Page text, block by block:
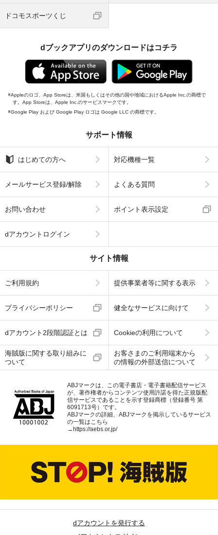
ドコモスポーツくじ
dブックアプリのダウンロードはコチラ
Appleのロゴ、App Storeは、米国もしくはその他の国や地域におけるApple Inc.の商標で
す。App Storeは、Apple Inc.のサービスマークです。
Google Play および Google Play ロゴは Google LLC の商標です。
サポート情報
はじめての方へ 対応機種一覧
メールサービス登録/解除 よくある質問
お問い合わせ ポイント表示設定
dアカウントログイン
サイト情報
ご利用規約 提供事業者等に関する表示
プライバシーポリシー 健全なサービスに向けて
dアカウント2段階認証とは Cookieの利用について
海賊版に関する取り組みに
ついて
お客さまのご利用端末から
の情報の外部送信について
ABJマークは、この電子書店・電子書籍配信サービス
が、著作権者からコンテンツ使用許諾を得た正規版配
信サービスであることを示す登録商標（登録番号 第
6091713号）です。
ABJマークの詳細、ABJマークを掲示しているサービス
の一覧はこちら
→ https://aebs.or.jp/
dアカウントを発行する